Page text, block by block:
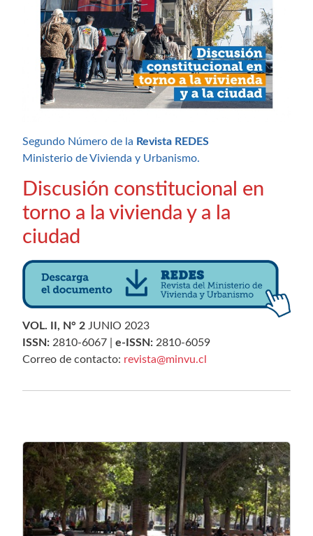
Segundo Número de la Revista REDES
Ministerio de Vivienda y Urbanismo.
Discusión constitucional en
torno a la vivienda y a la
ciudad
VOL. II, N° 2 JUNIO 2023
ISSN: 2810-6067 | e-ISSN: 2810-6059
Correo de contacto: revista@minvu.cl